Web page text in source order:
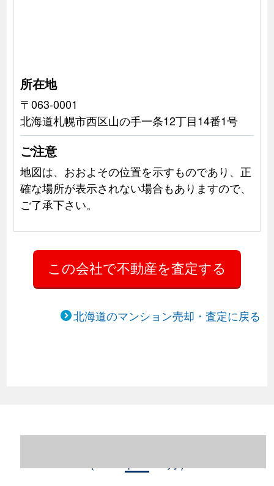
所在地
〒063-0001
北海道札幌市西区山の手一条12丁目14番1号
ご注意
地図は、おおよその位置を示すものであり、正
確な場所が表示されない場合もありますので、
ご了承下さい。
北海道のマンション売却・査定に戻る